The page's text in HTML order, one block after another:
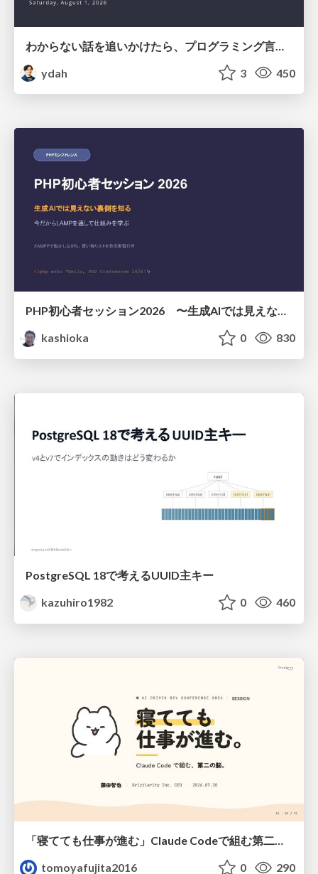
ydah
3 450
PHP初心者セッション2026 〜生成AIでは見えない裏側を知る：今だからLAMPを通して仕組みを学ぶ〜
kashioka
0 830
PostgreSQL 18で考えるUUID主キー
kazuhiro1982
0 460
tomoyafujita2016
0 290